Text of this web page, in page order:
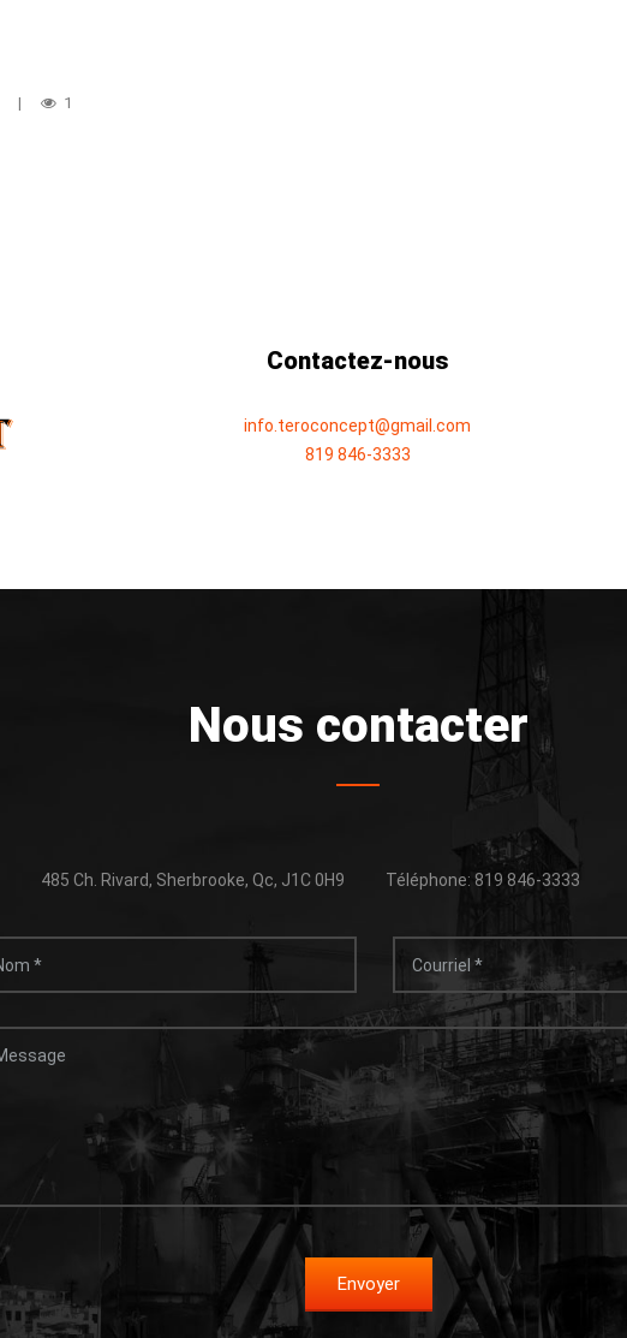
1
Contactez-nous
info.teroconcept@gmail.com
819 846-3333
Nous contacter
Téléphone: 819 846-3333
485 Ch. Rivard, Sherbrooke, Qc, J1C 0H9
Envoyer